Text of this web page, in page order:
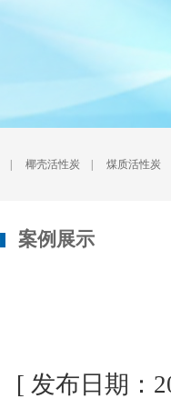
椰壳活性炭 煤质活性炭
案例展示
[ 发布日期：